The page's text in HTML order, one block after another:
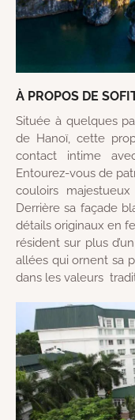
À PROPOS DE
Située à quelques
de Hanoï, cette
contact intime
Entourez-vous de
couloirs
Derrière sa façade
détails originaux en
résident sur plus
allées qui ornent sa
dans les valeurs